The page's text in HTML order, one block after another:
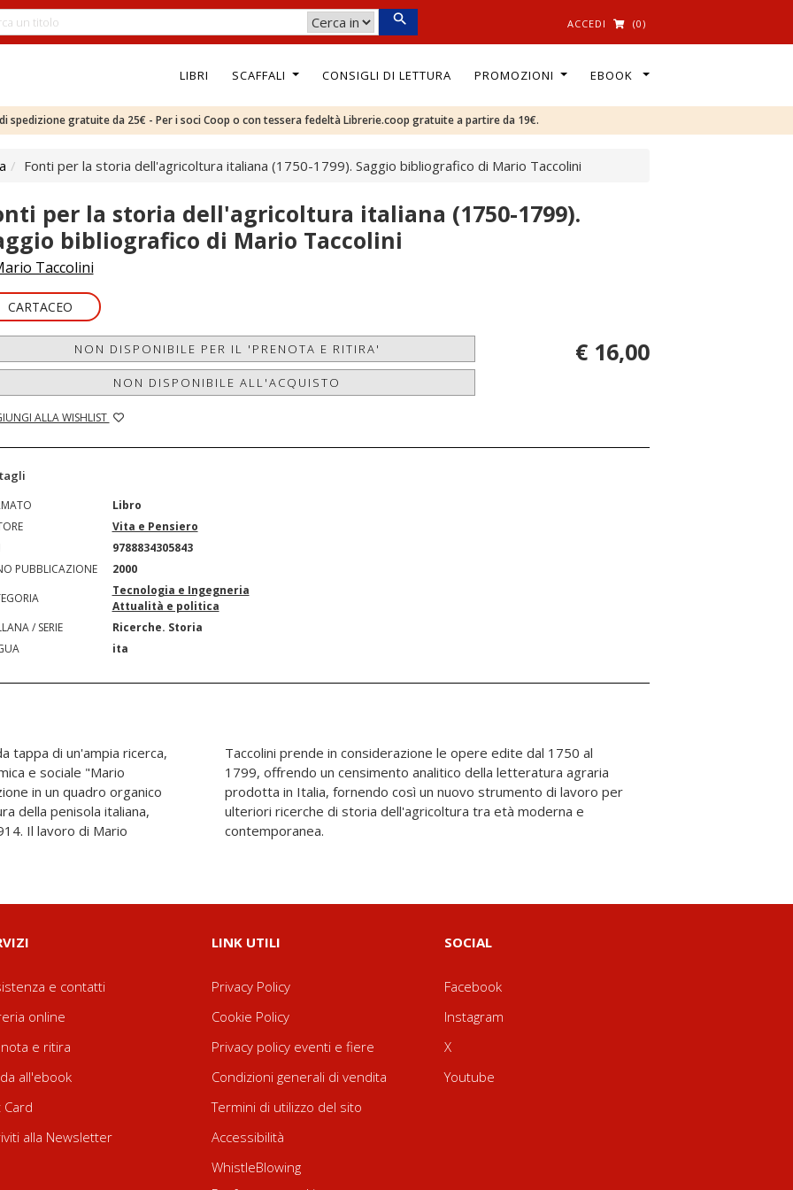
ACCEDI (0)
LIBRI SCAFFALI CONSIGLI DI LETTURA PROMOZIONI EBOOK
spedizione gratuite da 25€ - Per i soci Coop o con tessera fedeltà Librerie.coop gratuite a partire da 19€.
Fonti per la storia dell'agricoltura italiana (1750-1799). Saggio bibliografico di Mario Taccolini
per la storia dell'agricoltura italiana (1750-1799).
bibliografico di Mario Taccolini
Taccolini
CARTACEO
NON DISPONIBILE PER IL 'PRENOTA E RITIRA'
NON DISPONIBILE ALL'ACQUISTO
ALLA WISHLIST
€ 16,00
Libro
Vita e Pensiero
9788834305843
PUBBLICAZIONE
2000
Tecnologia e Ingegneria
Attualità e politica
/ SERIE
Ricerche. Storia
ita
tappa di un'ampia ricerca,
e sociale "Mario
in un quadro organico
della penisola italiana,
Il lavoro di Mario
opere edite dal 1750 al
letteratura agraria
strumento di lavoro per
tra età moderna e
contemporanea.
e contatti
online
e ritira
all'ebook
Card
alla Newsletter
LINK UTILI
Privacy Policy
Cookie Policy
Privacy policy eventi e fiere
Condizioni generali di vendita
Termini di utilizzo del sito
Accessibilità
WhistleBlowing
SOCIAL
Facebook
Instagram
X
Youtube